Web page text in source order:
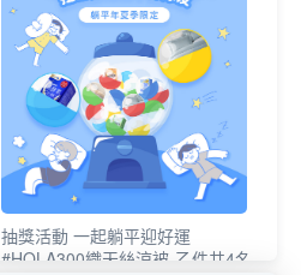
抽獎活動 一起躺平迎好運
#HOLA300織天絲涼被-乙件共4名